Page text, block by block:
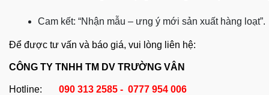
Cam kết: “Nhận mẫu – ưng ý mới sản xuất hàng loạt”.
Để được tư vấn và báo giá, vui lòng liên hệ:
CÔNG TY TNHH TM DV TRƯỜNG VÂN
Hotline: 090 313 2585 - 0777 954 006